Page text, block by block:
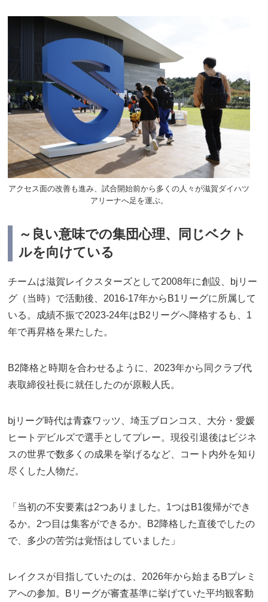
アクセス面の改善も進み、試合開始前から多くの人々が滋賀ダイハツ
アリーナへ足を運ぶ。
～良い意味での集団心理、同じベクト
ルを向けている
チームは滋賀レイクスターズとして2008年に創設、bjリー
グ（当時）で活動後、2016-17年からB1リーグに所属して
いる。成績不振で2023-24年はB2リーグへ降格するも、1
年で再昇格を果たした。
B2降格と時期を合わせるように、2023年から同クラブ代
表取締役社長に就任したのが原毅人氏。
bjリーグ時代は青森ワッツ、埼玉ブロンコス、大分・愛媛
ヒートデビルズで選手としてプレー。現役引退後はビジネ
スの世界で数多くの成果を挙げるなど、コート内外を知り
尽くした人物だ。
「当初の不安要素は2つありました。1つはB1復帰ができ
るか。2つ目は集客ができるか。B2降格した直後でしたの
で、多少の苦労は覚悟はしていました」
レイクスが目指していたのは、2026年から始まるBプレミ
アへの参加。Bリーグが審査基準に挙げていた平均観客動